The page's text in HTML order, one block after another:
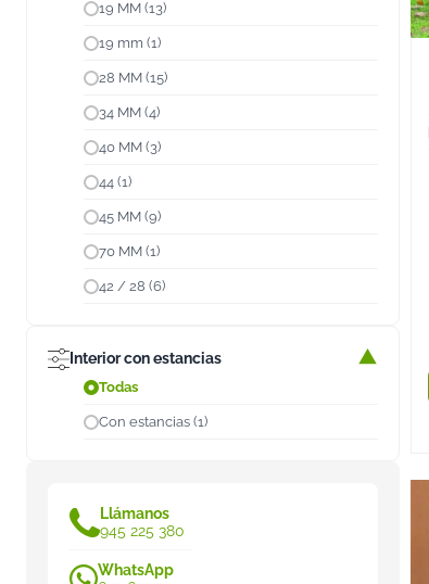
19 MM (13)
19 mm (1)
28 MM (15)
34 MM (4)
40 MM (3)
44 (1)
45 MM (9)
70 MM (1)
42 / 28 (6)
Interior con estancias
Todas
Con estancias (1)
Llámanos
945 225 380
WhatsApp